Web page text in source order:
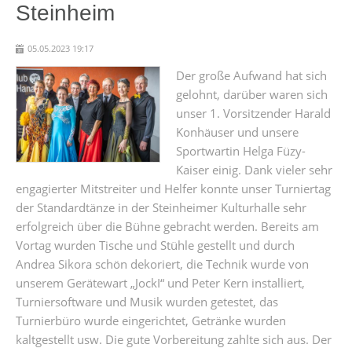
Steinheim
05.05.2023 19:17
Der große Aufwand hat sich
gelohnt, darüber waren sich
unser 1. Vorsitzender Harald
Konhäuser und unsere
Sportwartin Helga Füzy-
Kaiser einig. Dank vieler sehr
engagierter Mitstreiter und Helfer konnte unser Turniertag
der Standardtänze in der Steinheimer Kulturhalle sehr
erfolgreich über die Bühne gebracht werden. Bereits am
Vortag wurden Tische und Stühle gestellt und durch
Andrea Sikora schön dekoriert, die Technik wurde von
unserem Gerätewart „JockI“ und Peter Kern installiert,
Turniersoftware und Musik wurden getestet, das
Turnierbüro wurde eingerichtet, Getränke wurden
kaltgestellt usw. Die gute Vorbereitung zahlte sich aus. Der